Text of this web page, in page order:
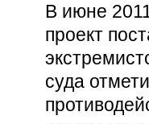
В июне
проект
суда